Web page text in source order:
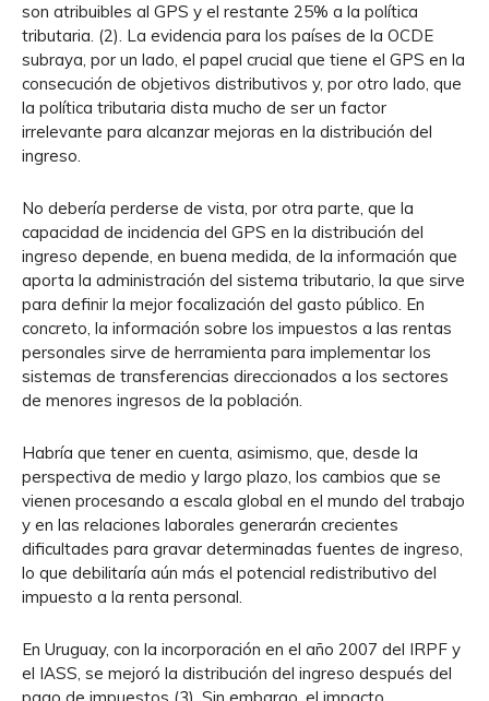
son atribuibles al GPS y el restante 25% a la política
tributaria. (2). La evidencia para los países de la OCDE
subraya, por un lado, el papel crucial que tiene el GPS en la
consecución de objetivos distributivos y, por otro lado, que
la política tributaria dista mucho de ser un factor
irrelevante para alcanzar mejoras en la distribución del
ingreso.
No debería perderse de vista, por otra parte, que la
capacidad de incidencia del GPS en la distribución del
ingreso depende, en buena medida, de la información que
aporta la administración del sistema tributario, la que sirve
para definir la mejor focalización del gasto público. En
concreto, la información sobre los impuestos a las rentas
personales sirve de herramienta para implementar los
sistemas de transferencias direccionados a los sectores
de menores ingresos de la población.
Habría que tener en cuenta, asimismo, que, desde la
perspectiva de medio y largo plazo, los cambios que se
vienen procesando a escala global en el mundo del trabajo
y en las relaciones laborales generarán crecientes
dificultades para gravar determinadas fuentes de ingreso,
lo que debilitaría aún más el potencial redistributivo del
impuesto a la renta personal.
En Uruguay, con la incorporación en el año 2007 del IRPF y
el IASS, se mejoró la distribución del ingreso después del